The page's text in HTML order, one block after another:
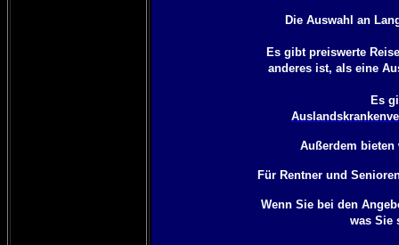
Die Auswahl an
Es gibt preiswerte
anderes ist, als eine
Es
Außerdem
Für Rentner und
Wenn Sie bei den
was Sie